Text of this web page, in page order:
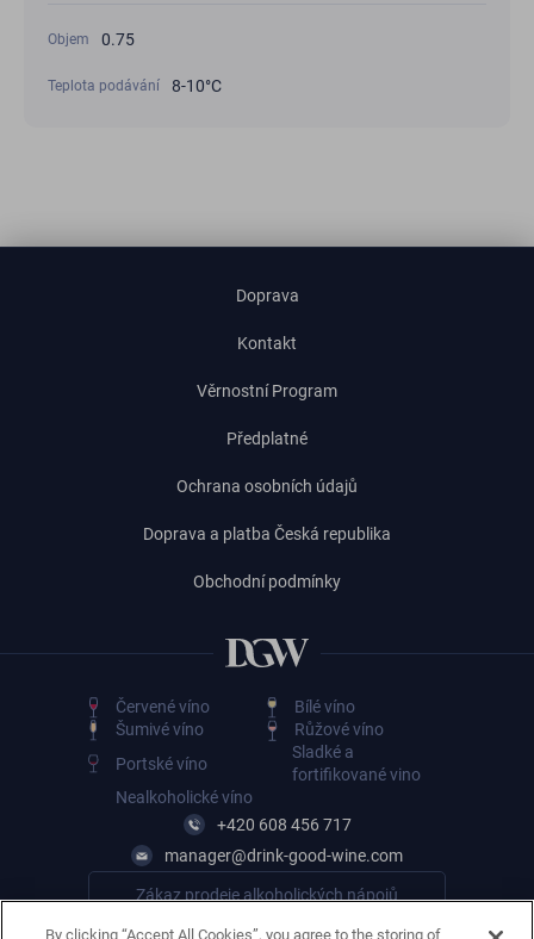
Objem 0.75
Teplota podávání 8-10°С
Doprava
Kontakt
Věrnostní Program
Předplatné
Ochrana osobních údajů
Doprava a platba Česká republika
Obchodní podmínky
Červené víno
Bílé víno
Šumivé víno
Růžové víno
Portské víno
Sladké a
fortifikované vino
Nealkoholické víno
+420 608 456 717
manager@drink-good-wine.com
Zákaz prodeje alkoholických nápojů
By clicking “Accept All Cookies”, you agree to the storing of